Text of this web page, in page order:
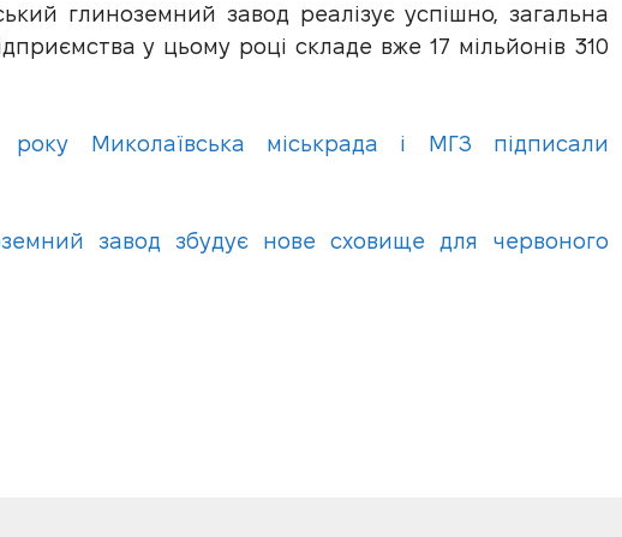
глиноземний завод реалізує успішно, загальна
у цьому році складе вже 17 мільйонів 310
Миколаївська міськрада і МГЗ підписали
завод збудує нове сховище для червоного